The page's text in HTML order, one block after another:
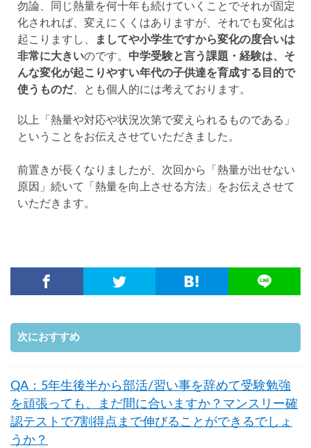
勿論、同じ熱量を何十年も続けていくことでそれが固定
化されれば、変えにくくはありますが、それでも変化は
起こりますし、
ましてや小学生ですから変化の度合いは
非常に大きいのです。 中学受験と言う課題・経験は、そ
んな変化が起こりやすい年代の子供達を育成する目的で
使うものだ、とも個人的には考えております。
以上「熱量や対応や状況次第で変えられるものである」
ということをお伝えさせていただきました。
前置きが長くなりましたが、次回から「熱量が出せない
原因」続いて「熱量を向上させる方法」をお伝えさせて
いただきます。
次におすすめ
QA：5年生後半から部活/習い事を辞めて受験勉強
を頑張っても、まだ間に合いますか？マンスリー確
認テストで7割得点まで伸びることができるでしょ
うか？